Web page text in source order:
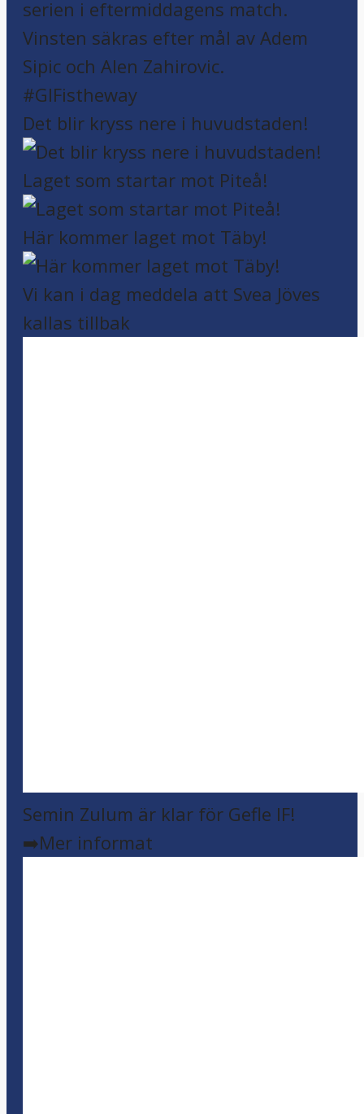
Det blir kryss nere i huvudstaden!
Laget som startar mot Piteå!
Här kommer laget mot Täby!
Vi kan i dag meddela att Svea Jöves
kallas tillbak
Semin Zulum är klar för Gefle IF!
➡️Mer informat